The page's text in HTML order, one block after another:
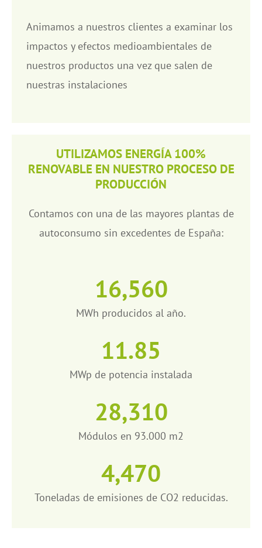
Animamos a nuestros clientes a examinar los
impactos y efectos medioambientales de
nuestros productos una vez que salen de
nuestras instalaciones
UTILIZAMOS ENERGÍA 100%
RENOVABLE EN NUESTRO PROCESO DE
PRODUCCIÓN
Contamos con una de las mayores plantas de
autoconsumo sin excedentes de España:
MWh producidos al año.
16,560
MWp de potencia instalada
11.85
Módulos en 93.000 m2
28,310
Toneladas de emisiones de CO2 reducidas.
4,470